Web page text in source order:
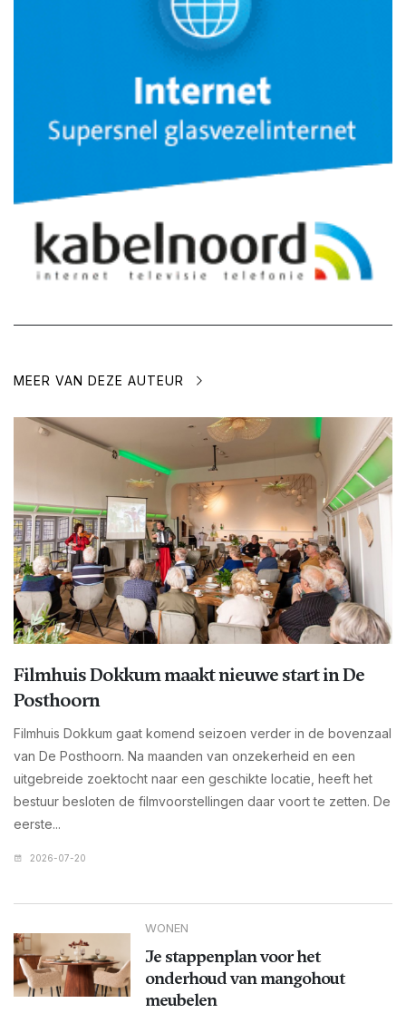
MEER VAN DEZE AUTEUR
Filmhuis Dokkum maakt nieuwe start in De
Posthoorn
Filmhuis Dokkum gaat komend seizoen verder in de bovenzaal
van De Posthoorn. Na maanden van onzekerheid en een
uitgebreide zoektocht naar een geschikte locatie, heeft het
bestuur besloten de filmvoorstellingen daar voort te zetten. De
eerste...
2026-07-20
WONEN
Je stappenplan voor het
onderhoud van mangohout
meubelen